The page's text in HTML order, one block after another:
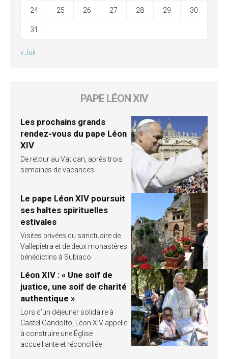
24 25 26 27 28 29 30
31
« Juil
PAPE LÉON XIV
Les prochains grands
rendez-vous du pape Léon
XIV
De retour au Vatican, après trois
semaines de vacances
Le pape Léon XIV poursuit
ses haltes spirituelles
estivales
Visites privées du sanctuaire de
Vallepietra et de deux monastères
bénédictins à Subiaco
Léon XIV : « Une soif de
justice, une soif de charité
authentique »
Lors d’un déjeuner solidaire à
Castel Gandolfo, Léon XIV appelle
à construire une Église
accueillante et réconciliée